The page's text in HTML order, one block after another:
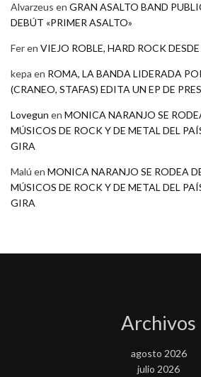
Alvarzeus en GRAN ASALTO BAND
DEBÚT «PRIMER ASALTO»
Feren VIEJO ROBLE, HARD ROCK
kepa en ROMA, LA BANDA LIDERADA
(CRANEO, STAFAS) EDITA UN EP DE
Lovegun en MONICA NARANJO SE
MÚSICOS DE ROCK Y DE METAL DEL
GIRA
Malú en MONICA NARANJO SE RODEA
MÚSICOS DE ROCK Y DE METAL DEL
GIRA
Archivos
agosto 2026
julio 2026